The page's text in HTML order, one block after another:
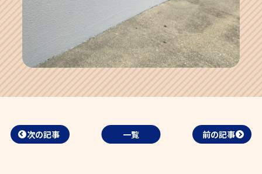
次の記事 一覧 前の記事